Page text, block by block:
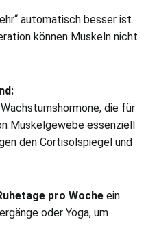
automatisch besser ist.
können Muskeln nicht
die für
Muskelgewebe essenziell
den Cortisolspiegel und
pro Woche ein.
oder Yoga, um